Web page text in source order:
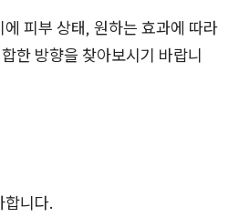
피부 상태, 원하는 효과에 따라
한 방향을 찾아보시기 바랍니
합니다.